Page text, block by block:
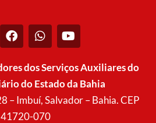
F
a
e
b
o
o
k
W
h
t
a
p
p
Y
o
t
u
b
e
dos Serviços Auxiliares do
do Estado da Bahia
– Imbuí, Salvador – Bahia. CEP
41720-070